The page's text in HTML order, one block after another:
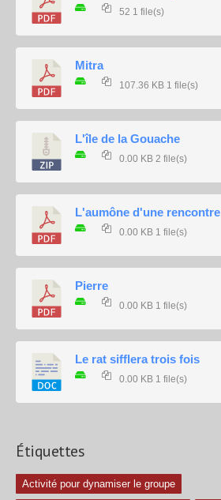
52 1 file(s)
Mitra
107.36 KB 1 file(s)
L'île de la Gouache
0.00 KB 2 file(s)
L'aumône d'une rencontre
0.00 KB 1 file(s)
Pierre
0.00 KB 1 file(s)
Le rat sifflera trois fois
0.00 KB 1 file(s)
Étiquettes
Activité pour dynamiser le groupe